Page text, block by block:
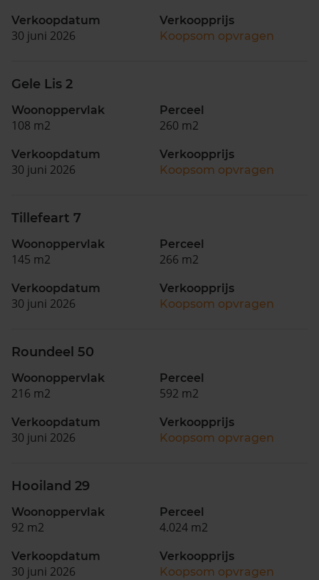
Verkoopdatum
30 juni 2026
Verkoopprijs
Koopsom opvragen
Gele Lis 2
Woonoppervlak
108 m2
Perceel
260 m2
Verkoopdatum
30 juni 2026
Verkoopprijs
Koopsom opvragen
Tillefeart 7
Woonoppervlak
145 m2
Perceel
266 m2
Verkoopdatum
30 juni 2026
Verkoopprijs
Koopsom opvragen
Roundeel 50
Woonoppervlak
216 m2
Perceel
592 m2
Verkoopdatum
30 juni 2026
Verkoopprijs
Koopsom opvragen
Hooiland 29
Woonoppervlak
92 m2
Perceel
4.024 m2
Verkoopdatum
30 juni 2026
Verkoopprijs
Koopsom opvragen